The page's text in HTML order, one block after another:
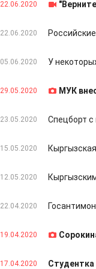
22.06.2020
22.06.2020
05.06.2020 У
29.05.2020 МУК
23.05.2020 Спецборт
15.05.2020
12.05.2020
22.04.2020
19.04.2020
17.04.2020 Студентка